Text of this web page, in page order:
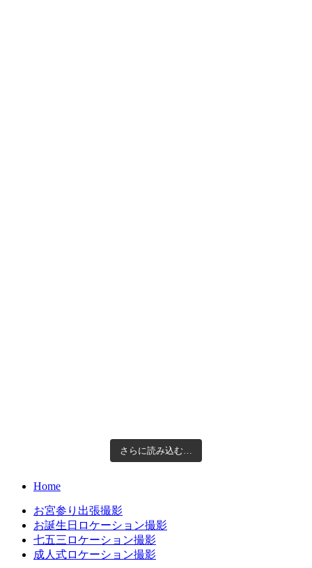
さらに読み込む…
Home
お宮参り出張撮影
お誕生日ロケーション撮影
七五三ロケーション撮影
成人式ロケーション撮影